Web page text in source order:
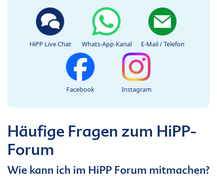
HiPP Live Chat Whats-App-Kanal E-Mail / Telefon
Facebook Instagram
Häufige Fragen zum HiPP-
Forum
Wie kann ich im HiPP Forum mitmachen?